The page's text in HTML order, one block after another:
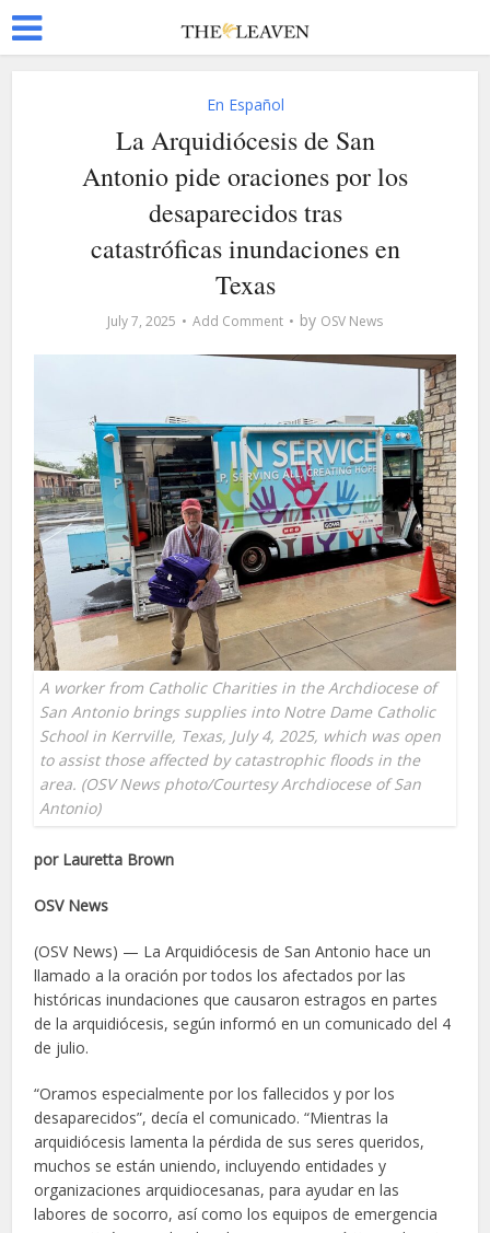
En Español
La Arquidiócesis de San
Antonio pide oraciones por los
desaparecidos tras
catastróficas inundaciones en
Texas
July 7, 2025 Add Comment by OSV News
A worker from Catholic Charities in the Archdiocese of
San Antonio brings supplies into Notre Dame Catholic
School in Kerrville, Texas, July 4, 2025, which was open
to assist those affected by catastrophic floods in the
area. (OSV News photo/Courtesy Archdiocese of San
Antonio)
por Lauretta Brown
OSV News
(OSV News) — La Arquidiócesis de San Antonio hace un
llamado a la oración por todos los afectados por las
históricas inundaciones que causaron estragos en partes
de la arquidiócesis, según informó en un comunicado del 4
de julio.
“Oramos especialmente por los fallecidos y por los
desaparecidos”, decía el comunicado. “Mientras la
arquidiócesis lamenta la pérdida de sus seres queridos,
muchos se están uniendo, incluyendo entidades y
organizaciones arquidiocesanas, para ayudar en las
labores de socorro, así como los equipos de emergencia